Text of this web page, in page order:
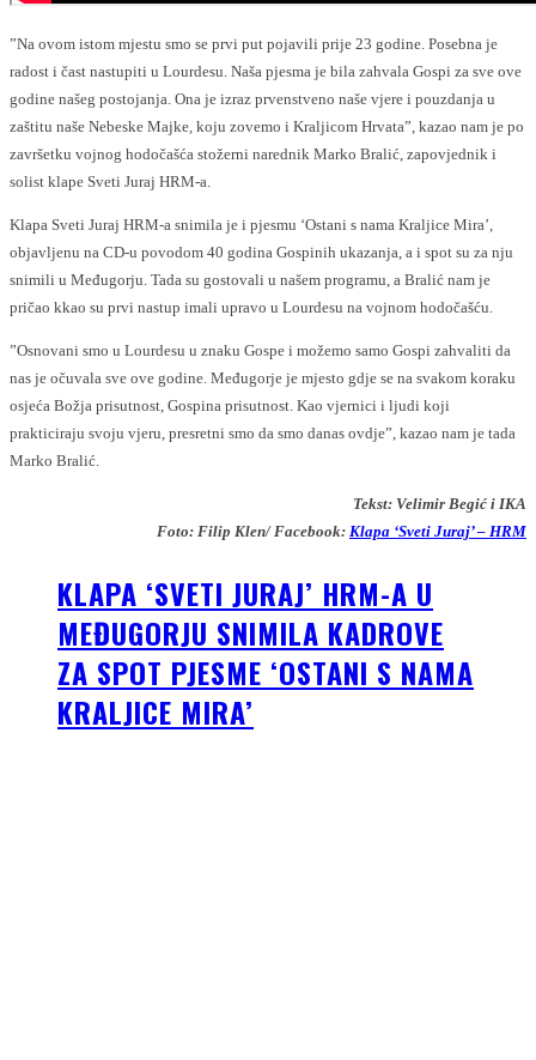
”Na ovom istom mjestu smo se prvi put pojavili prije 23 godine. Posebna je
radost i čast nastupiti u Lourdesu. Naša pjesma je bila zahvala Gospi za sve ove
godine našeg postojanja. Ona je izraz prvenstveno naše vjere i pouzdanja u
zaštitu naše Nebeske Majke, koju zovemo i Kraljicom Hrvata”, kazao nam je po
završetku vojnog hodočašća stožerni narednik Marko Bralić, zapovjednik i
solist klape Sveti Juraj HRM-a.
Klapa Sveti Juraj HRM-a snimila je i pjesmu ‘Ostani s nama Kraljice Mira’,
objavljenu na CD-u povodom 40 godina Gospinih ukazanja, a i spot su za nju
snimili u Međugorju. Tada su gostovali u našem programu, a Bralić nam je
pričao kkao su prvi nastup imali upravo u Lourdesu na vojnom hodočašću.
”Osnovani smo u Lourdesu u znaku Gospe i možemo samo Gospi zahvaliti da
nas je očuvala sve ove godine. Međugorje je mjesto gdje se na svakom koraku
osjeća Božja prisutnost, Gospina prisutnost. Kao vjernici i ljudi koji
prakticiraju svoju vjeru, presretni smo da smo danas ovdje”, kazao nam je tada
Marko Bralić.
Tekst: Velimir Begić i IKA
Foto: Filip Klen/ Facebook: Klapa ‘Sveti Juraj’ – HRM
KLAPA ‘SVETI JURAJ’ HRM-A U
MEĐUGORJU SNIMILA KADROVE
ZA SPOT PJESME ‘OSTANI S NAMA
KRALJICE MIRA’